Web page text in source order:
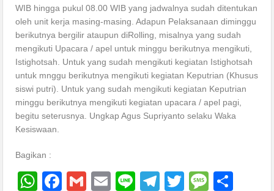
WIB hingga pukul 08.00 WIB yang jadwalnya sudah ditentukan
oleh unit kerja masing-masing. Adapun Pelaksanaan diminggu
berikutnya bergilir ataupun diRolling, misalnya yang sudah
mengikuti Upacara / apel untuk minggu berikutnya mengikuti,
Istighotsah. Untuk yang sudah mengikuti kegiatan Istighotsah
untuk mnggu berikutnya mengikuti kegiatan Keputrian (Khusus
siswi putri). Untuk yang sudah mengikuti kegiatan Keputrian
minggu berikutnya mengikuti kegiatan upacara / apel pagi,
begitu seterusnya. Ungkap Agus Supriyanto selaku Waka
Kesiswaan.
Bagikan :
WhatsApp
Facebook
GmailEmailLineTelegram
Twitter